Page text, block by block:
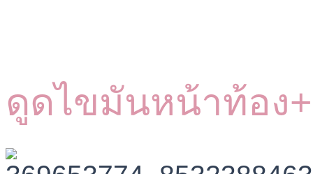
ดูดไขมันหน้าท้อง